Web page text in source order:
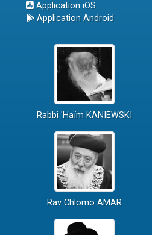
Application iOS
Application Android
Rabbi 'Haïm KANIEWSKI
Rav Chlomo AMAR